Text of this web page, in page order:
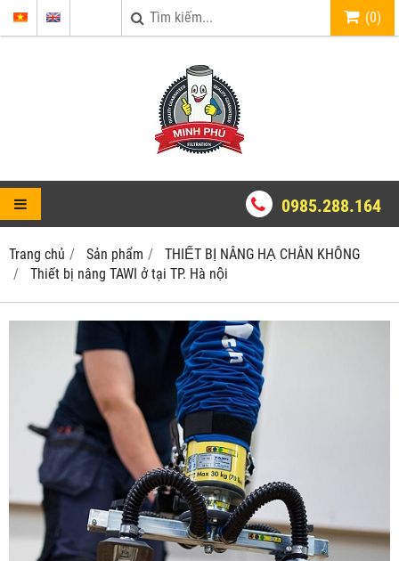
(0)
0985.288.164
Trang chủ Sản phẩm
THIẾT BỊ NÂNG HẠ CHÂN KHÔNG
Thiết bị nâng TAWI ở tại TP. Hà nội